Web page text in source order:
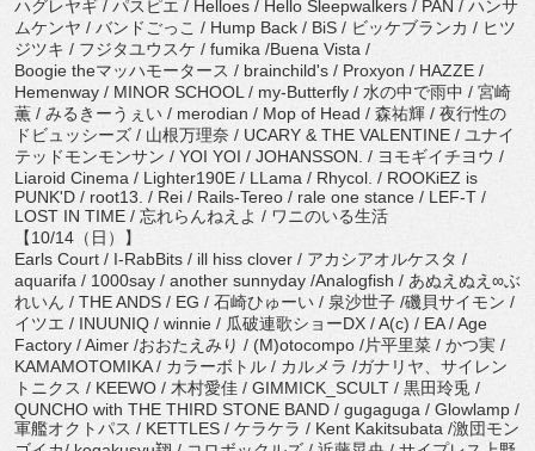
ハグレヤギ / パスピエ / Helloes / Hello Sleepwalkers / PAN / ハンサ
ムケンヤ / バンドごっこ / Hump Back / BiS / ビッケブランカ / ヒツ
ジツキ / フジタユウスケ / fumika /Buena Vista /
Boogie theマッハモータース / brainchild's / Proxyon / HAZZE /
Hemenway / MINOR SCHOOL / my-Butterfly / 水の中で雨中 / 宮崎
薫 / みるきーうぇい / merodian / Mop of Head / 森祐輝 / 夜行性の
ドビュッシーズ / 山根万理奈 / UCARY & THE VALENTINE / ユナイ
テッドモンモンサン / YOI YOI / JOHANSSON. / ヨモギイチヨウ /
Liaroid Cinema / Lighter190E / LLama / Rhycol. / ROOKiEZ is
PUNK'D / root13. / Rei / Rails-Tereo / rale one stance / LEF-T /
LOST IN TIME / 忘れらんねえよ / ワニのいる生活
【10/14（日）】
Earls Court / I-RabBits / ill hiss clover / アカシアオルケスタ /
aquarifa / 1000say / another sunnyday /Analogfish / あぬえぬえ∞ぶ
れいん / THE ANDS / EG / 石崎ひゅーい / 泉沙世子 /磯貝サイモン /
イツエ / INUUNIQ / winnie / 瓜破連歌ショーDX / A(c) / EA / Age
Factory / Aimer /おおたえみり / (M)otocompo /片平里菜 / かつ実 /
KAMAMOTOMIKA / カラーボトル / カルメラ /ガナリヤ、サイレン
トニクス / KEEWO / 木村愛佳 / GIMMICK_SCULT / 黒田玲兎 /
QUNCHO with THE THIRD STONE BAND / gugaguga / Glowlamp /
軍艦オクトパス / KETTLES / ケラケラ / Kent Kakitsubata /激団モン